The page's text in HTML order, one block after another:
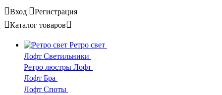
Вход
Регистрация
Каталог товаров
Ретро свет
Лофт Светильники
Ретро люстры Лофт
Лофт Бра
Лофт Споты